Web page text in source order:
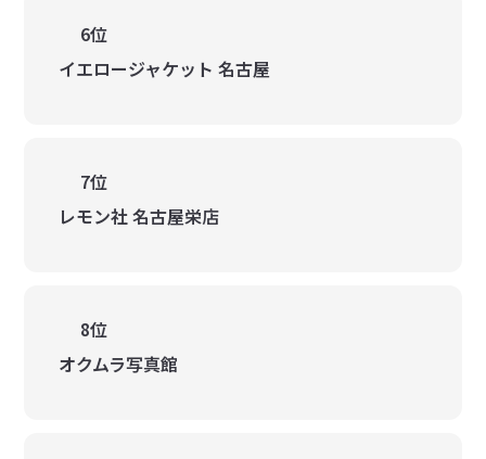
6位
イエロージャケット 名古屋
7位
レモン社 名古屋栄店
8位
オクムラ写真館